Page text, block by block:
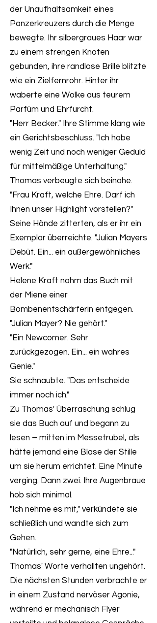
der Unaufhaltsamkeit eines
Panzerkreuzers durch die Menge
bewegte. Ihr silbergraues Haar war
zu einem strengen Knoten
gebunden, ihre randlose Brille blitzte
wie ein Zielfernrohr. Hinter ihr
waberte eine Wolke aus teurem
Parfüm und Ehrfurcht.
"Herr Becker." Ihre Stimme klang wie
ein Gerichtsbeschluss. "Ich habe
wenig Zeit und noch weniger Geduld
für mittelmäßige Unterhaltung."
Thomas verbeugte sich beinahe.
"Frau Kraft, welche Ehre. Darf ich
Ihnen unser Highlight vorstellen?"
Seine Hände zitterten, als er ihr ein
Exemplar überreichte. "Julian Mayers
Debüt. Ein... ein außergewöhnliches
Werk."
Helene Kraft nahm das Buch mit
der Miene einer
Bombenentschärferin entgegen.
"Julian Mayer? Nie gehört."
"Ein Newcomer. Sehr
zurückgezogen. Ein... ein wahres
Genie."
Sie schnaubte. "Das entscheide
immer noch ich."
Zu Thomas' Überraschung schlug
sie das Buch auf und begann zu
lesen – mitten im Messetrubel, als
hätte jemand eine Blase der Stille
um sie herum errichtet. Eine Minute
verging. Dann zwei. Ihre Augenbraue
hob sich minimal.
"Ich nehme es mit," verkündete sie
schließlich und wandte sich zum
Gehen.
"Natürlich, sehr gerne, eine Ehre..."
Thomas' Worte verhallten ungehört.
Die nächsten Stunden verbrachte er
in einem Zustand nervöser Agonie,
während er mechanisch Flyer